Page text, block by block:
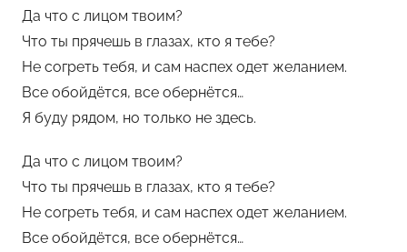
Да что с лицом твоим?
Что ты прячешь в глазах, кто я тебе?
Не согреть тебя, и сам наспех одет желанием.
Все обойдётся, все обернётся…
Я буду рядом, но только не здесь.
Да что с лицом твоим?
Что ты прячешь в глазах, кто я тебе?
Не согреть тебя, и сам наспех одет желанием.
Все обойдётся, все обернётся…